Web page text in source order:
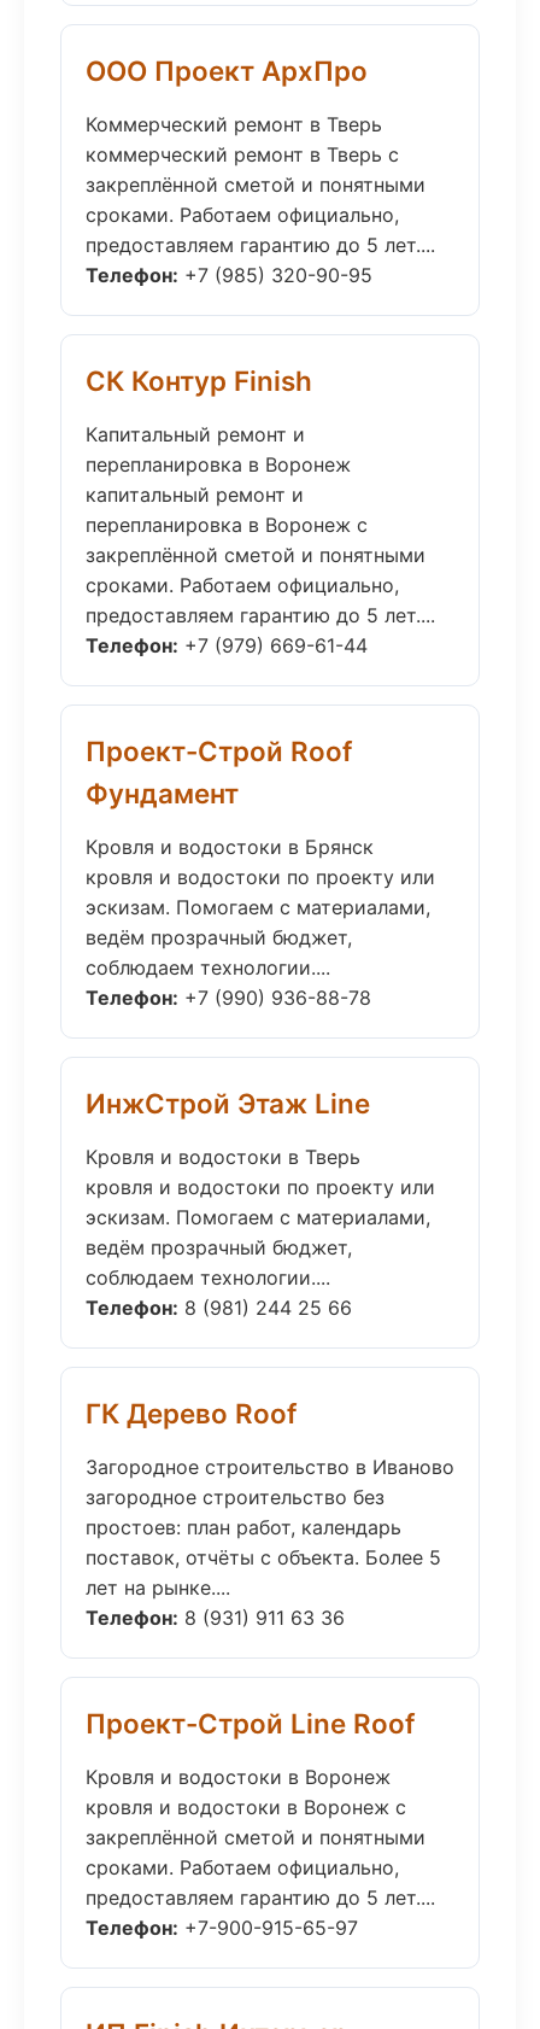
ООО Проект АрхПро
Коммерческий ремонт в Тверь
коммерческий ремонт в Тверь с
закреплённой сметой и понятными
сроками. Работаем официально,
предоставляем гарантию до 5 лет....
Телефон: +7 (985) 320-90-95
СК Контур Finish
Капитальный ремонт и
перепланировка в Воронеж
капитальный ремонт и
перепланировка в Воронеж с
закреплённой сметой и понятными
сроками. Работаем официально,
предоставляем гарантию до 5 лет....
Телефон: +7 (979) 669-61-44
Проект-Строй Roof
Фундамент
Кровля и водостоки в Брянск
кровля и водостоки по проекту или
эскизам. Помогаем с материалами,
ведём прозрачный бюджет,
соблюдаем технологии....
Телефон: +7 (990) 936-88-78
ИнжСтрой Этаж Line
Кровля и водостоки в Тверь
кровля и водостоки по проекту или
эскизам. Помогаем с материалами,
ведём прозрачный бюджет,
соблюдаем технологии....
Телефон: 8 (981) 244 25 66
ГК Дерево Roof
Загородное строительство в Иваново
загородное строительство без
простоев: план работ, календарь
поставок, отчёты с объекта. Более 5
лет на рынке....
Телефон: 8 (931) 911 63 36
Проект-Строй Line Roof
Кровля и водостоки в Воронеж
кровля и водостоки в Воронеж с
закреплённой сметой и понятными
сроками. Работаем официально,
предоставляем гарантию до 5 лет....
Телефон: +7-900-915-65-97